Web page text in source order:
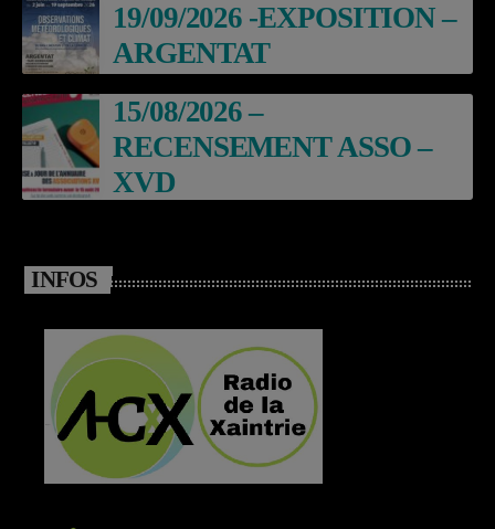
19/09/2026 -EXPOSITION –
ARGENTAT
15/08/2026 –
RECENSEMENT ASSO –
XVD
INFOS